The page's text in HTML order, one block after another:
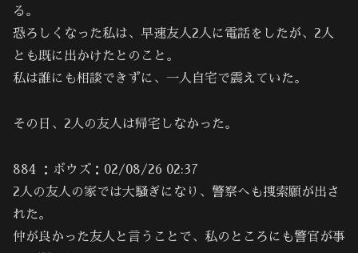
る。
恐ろしくなった私は、早速友人2人に電話をしたが、2人
とも既に出かけたとのこと。
私は誰にも相談できずに、一人自宅で震えていた。
その日、2人の友人は帰宅しなかった。
884 ：ボウズ：02/08/26 02:37
2人の友人の家では大騒ぎになり、警察へも捜索願が出さ
れた。
仲が良かった友人と言うことで、私のところにも警官が事